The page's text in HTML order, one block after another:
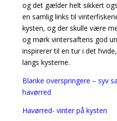
og det gælder helt sikkert
en samlig links til
kysten, og der skulle være
og mørk vintersaftens god
inspirerer til en tur i det
langs kysterne.
Blanke overspringere – syv
havørred
Havørred- vinter på kysten